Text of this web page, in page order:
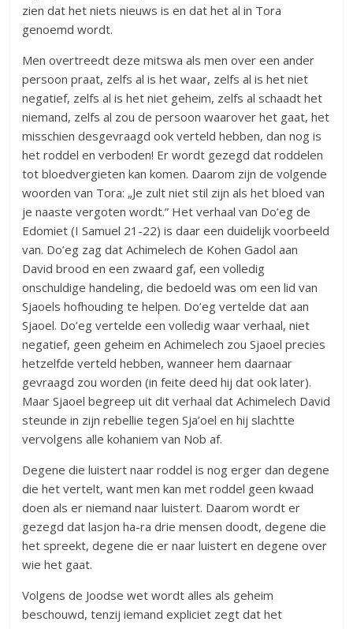
zien dat het niets nieuws is en dat het al in Tora
genoemd wordt.
Men overtreedt deze mitswa als men over een ander
persoon praat, zelfs al is het waar, zelfs al is het niet
negatief, zelfs al is het niet geheim, zelfs al schaadt het
niemand, zelfs al zou de persoon waarover het gaat, het
misschien desgevraagd ook verteld hebben, dan nog is
het roddel en verboden! Er wordt gezegd dat roddelen
tot bloedvergieten kan komen. Daarom zijn de volgende
woorden van Tora: „Je zult niet stil zijn als het bloed van
je naaste vergoten wordt.” Het verhaal van Do’eg de
Edomiet (I Samuel 21-22) is daar een duidelijk voorbeeld
van. Do’eg zag dat Achimelech de Kohen Gadol aan
David brood en een zwaard gaf, een volledig
onschuldige handeling, die bedoeld was om een lid van
Sjaoels hofhouding te helpen. Do’eg vertelde dat aan
Sjaoel. Do’eg vertelde een volledig waar verhaal, niet
negatief, geen geheim en Achimelech zou Sjaoel precies
hetzelfde verteld hebben, wanneer hem daarnaar
gevraagd zou worden (in feite deed hij dat ook later).
Maar Sjaoel begreep uit dit verhaal dat Achimelech David
steunde in zijn rebellie tegen Sja’oel en hij slachtte
vervolgens alle kohaniem van Nob af.
Degene die luistert naar roddel is nog erger dan degene
die het vertelt, want men kan met roddel geen kwaad
doen als er niemand naar luistert. Daarom wordt er
gezegd dat lasjon ha-ra drie mensen doodt, degene die
het spreekt, degene die er naar luistert en degene over
wie het gaat.
Volgens de Joodse wet wordt alles als geheim
beschouwd, tenzij iemand expliciet zegt dat het